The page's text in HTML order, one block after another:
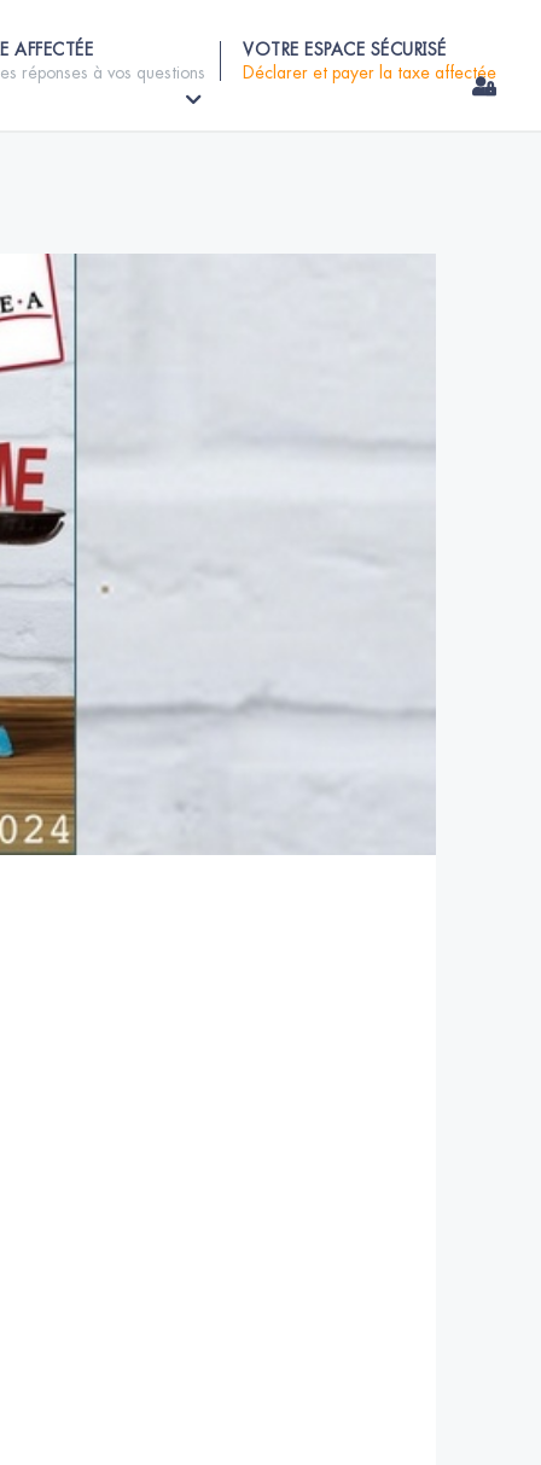
AFFECTÉE
réponses à vos questions
VOTRE ESPACE SÉCURISÉ
Déclarer et payer la taxe affectée